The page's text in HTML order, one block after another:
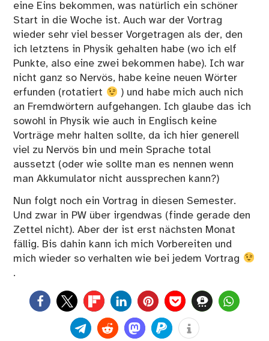
eine Eins bekommen, was natürlich ein schöner
Start in die Woche ist. Auch war der Vortrag
wieder sehr viel besser Vorgetragen als der, den
ich letztens in Physik gehalten habe (wo ich elf
Punkte, also eine zwei bekommen habe). Ich war
nicht ganz so Nervös, habe keine neuen Wörter
erfunden (rotatiert
) und habe mich auch nich
an Fremdwörtern aufgehangen. Ich glaube das ich
sowohl in Physik wie auch in Englisch keine
Vorträge mehr halten sollte, da ich hier generell
viel zu Nervös bin und mein Sprache total
aussetzt (oder wie sollte man es nennen wenn
man Akkumulator nicht aussprechen kann?)
Nun folgt noch ein Vortrag in diesen Semester.
Und zwar in PW über irgendwas (finde gerade den
Zettel nicht). Aber der ist erst nächsten Monat
fällig. Bis dahin kann ich mich Vorbereiten und
mich wieder so verhalten wie bei jedem Vortrag
.
0